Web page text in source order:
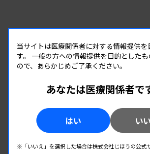
RANKING
人気の記事
新人臨床検査技師の歩き方 ［第16
当サイトは医療関係者に対する情報提供を
す。 一般の方への情報提供を目的とした
ので、あらかじめご了承ください。
あなたは医療関係者で
はい い
※「いいえ」を選択した場合は株式会社じほうの公式